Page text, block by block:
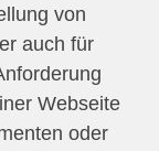
von
auch für
Webseite
oder